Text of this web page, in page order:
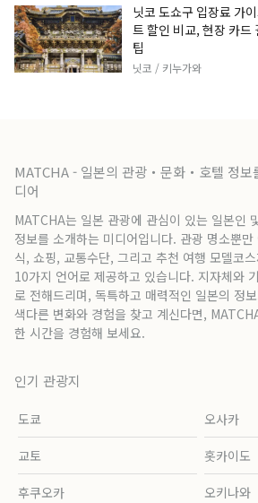
닛코 도쇼구 입장료 가
트 할인 비교, 현장 카드
팁
닛코 / 키누가와
MATCHA - 일본의 관광・문화・호텔 정보
디어
MATCHA는 일본 관광에 관심이 있는 일본인
정보를 소개하는 미디어입니다. 관광 명소뿐
식, 쇼핑, 교통수단, 그리고 추천 여행 모델코
10가지 언어로 제공하고 있습니다. 지자체와
로 전해드리며, 독특하고 매력적인 일본의 정
색다른 변화와 경험을 찾고 계신다면,
한 시간을 경험해 보세요.
인기 관광지
도쿄 오사카
교토 홋카이도
후쿠오카 오키나와